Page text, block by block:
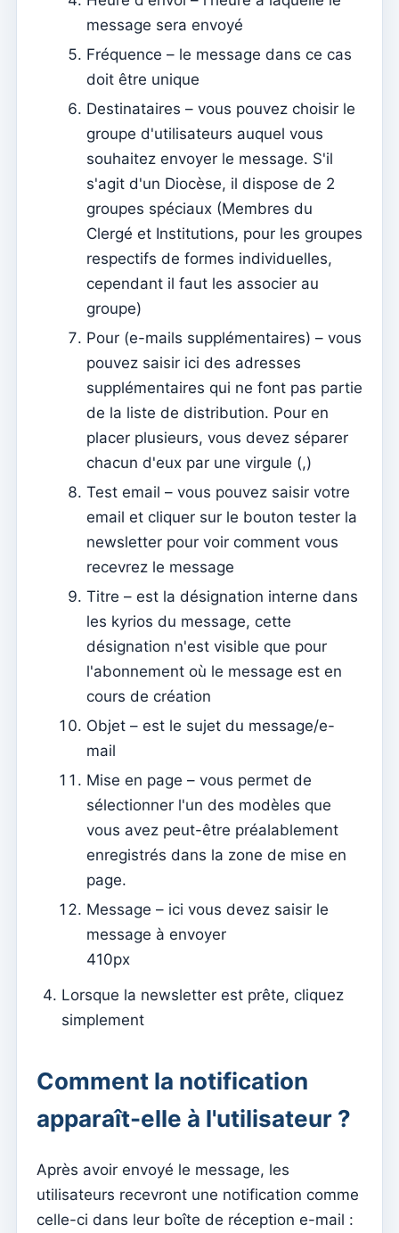
Mariages
Tesouraria
Comptes courants
Notification des montants ouverts (par email)
Note de dette (Retour)
Note de dette
Donation
Avance
Documents
Avenças
Alliances
Comment gérer les paramètres du site Web
Sections
Événements
Contenu
Comment utiliser Événements pour gérer les
Comme il est facile d’avoir votre application et votre
Le contenu de base du site Web n'est pas mis à jour
en ligne
Envoyer des notifications push sur le contenu et les
Configurations de base pour un site web hébergé sur
Kyrios (Multi Model – 1)
Kyrios (Multi Model – 2)
Comment activer le site Web
Comment accepter les dons en cryptomonnaies ?
Newsletter
Envoyer des messages et les lire uniquement sur
Kyrios
Comment gérer les groupes d'abonnement à la
message sera envoyé
Fréquence – le message dans ce cas
doit être unique
Destinataires – vous pouvez choisir le
groupe d'utilisateurs auquel vous
souhaitez envoyer le message. S'il
s'agit d'un Diocèse, il dispose de 2
groupes spéciaux (Membres du
Clergé et Institutions, pour les groupes
respectifs de formes individuelles,
cependant il faut les associer au
groupe)
Pour (e-mails supplémentaires) – vous
pouvez saisir ici des adresses
supplémentaires qui ne font pas partie
de la liste de distribution. Pour en
placer plusieurs, vous devez séparer
chacun d'eux par une virgule (,)
Test email – vous pouvez saisir votre
email et cliquer sur le bouton tester la
newsletter pour voir comment vous
recevrez le message
Titre – est la désignation interne dans
les kyrios du message, cette
désignation n'est visible que pour
l'abonnement où le message est en
cours de création
Objet – est le sujet du message/e-
mail
Mise en page – vous permet de
sélectionner l'un des modèles que
vous avez peut-être préalablement
enregistrés dans la zone de mise en
page.
Message – ici vous devez saisir le
message à envoyer
410px
Lorsque la newsletter est prête, cliquez
simplement
Comment la notification
apparaît-elle à l'utilisateur ?
Après avoir envoyé le message, les
utilisateurs recevront une notification comme
celle-ci dans leur boîte de réception e-mail :